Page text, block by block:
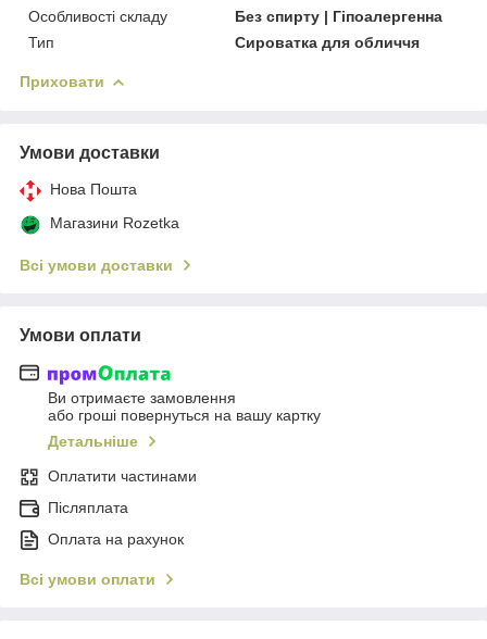
Особливості складу
Без спирту | Гіпоалергенна
Тип
Сироватка для обличчя
Приховати
Умови доставки
Нова Пошта
Магазини Rozetka
Всі умови доставки
Умови оплати
Ви отримаєте замовлення
або гроші повернуться на вашу картку
Детальніше
Оплатити частинами
Післяплата
Оплата на рахунок
Всі умови оплати